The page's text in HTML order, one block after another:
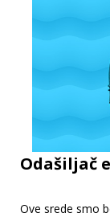
Odašiljač
Ove srede smo